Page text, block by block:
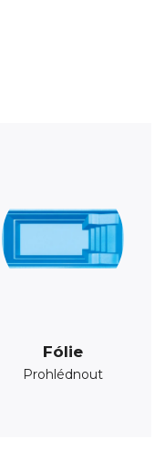
Fólie
Prohlédnout